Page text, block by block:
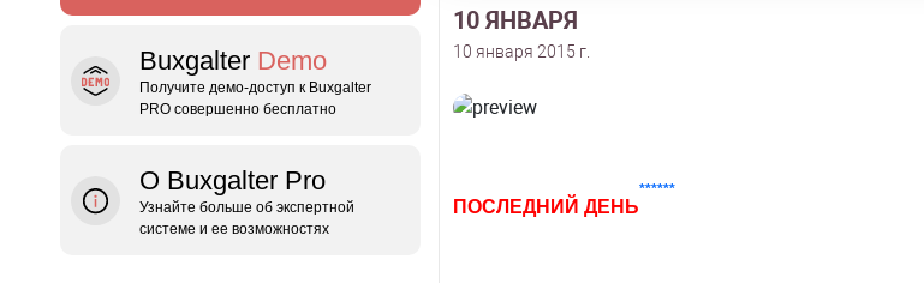
Buxgalter Demo
Получите демо‑доступ к Buxgalter
PRO совершенно бесплатно
О Buxgalter Pro
Узнайте больше об экспертной
системе и ее возможностях
10 ЯНВАРЯ
10 января 2015 г.
ПОСЛЕДНИЙ ДЕНЬ
******